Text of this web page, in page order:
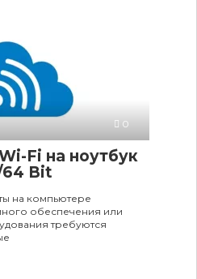
0
Fi на ноутбук
64 Bit
на компьютере
обеспечения или
требуются